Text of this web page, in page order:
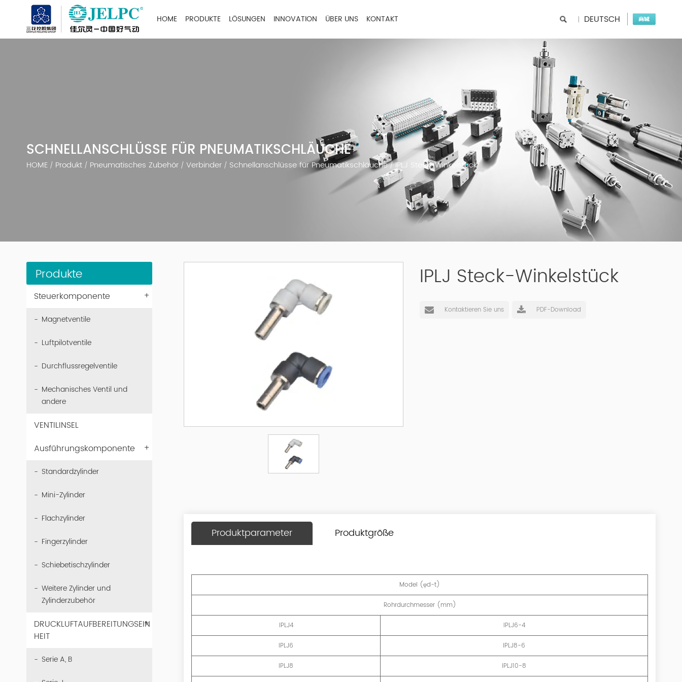
HOME PRODUKTE LÖSUNGEN INNOVATION ÜBER UNS KONTAKT DEUTSCH
SCHNELLANSCHLÜSSE FÜR PNEUMATIKSCHLÄUCHE
HOME / Produkt / Pneumatisches Zubehör / Verbinder / Schnellanschlüsse für Pneumatikschläuche/IPLJ Steck-Winkelstück
Produkte
Steuerkomponente +
Magnetventile
Luftpilotventile
Durchflussregelventile
Mechanisches Ventil und
andere
VENTILINSEL
Ausführungskomponente
+
Standardzylinder
Mini-Zylinder
Flachzylinder
Fingerzylinder
Schiebetischzylinder
Weitere Zylinder und
Zylinderzubehör
DRUCKLUFTAUFBEREITUNGSEIN
HEIT
+
Serie A, B
IPLJ Steck-Winkelstück
Kontaktieren Sie uns PDF-Download
Produktparameter Produktgröße
Model (φd-t)
Rohrdurchmesser (mm)
IPLJ4 IPLJ6-4
IPLJ6 IPLJ8-6
IPLJ8 IPLJ10-8